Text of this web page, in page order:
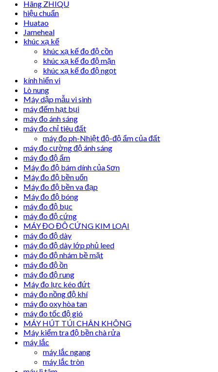
Hãng ZHIQU
hiệu chuẩn
Huatao
Jameheal
khúc xạ kế
khúc xạ kế đo độ cồn
khúc xạ kế đo độ mặn
khúc xạ kế đo độ ngọt
kính hiển vi
Lò nung
Máy dập mẫu vi sinh
máy đếm hạt bụi
máy đo ánh sáng
máy đo chỉ tiêu đất
máy đo ph-Nhiệt độ-độ ẩm của đất
máy đo cường độ ánh sáng
máy đo độ ẩm
Máy đo độ bám dính của Sơn
Máy đo độ bền uốn
Máy đo độ bền va đạp
Máy đo độ bóng
máy đo độ bục
máy đo độ cứng
MÁY ĐO ĐỘ CỨNG KIM LOẠI
máy đo độ dày
máy đo độ dày lớp phủ leed
máy đo độ nhám bề mặt
máy đo độ ồn
máy đo độ rung
Máy đo lực kéo đứt
máy đo nồng độ khí
máy đo oxy hòa tan
máy đo tốc độ gió
MÁY HÚT TÚI CHÂN KHÔNG
Máy kiểm tra độ bền chà rửa
máy lắc
máy lắc ngang
máy lắc tròn